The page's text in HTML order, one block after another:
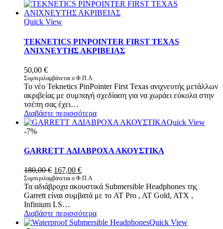
Quick View
TEKNETICS PINPOINTER FIRST TEXAS
ΑΝΙΧΝΕΥΤΗΣ ΑΚΡΙΒΕΙΑΣ
50,00 €
Συμπεριλαμβάνεται ο Φ.Π.Α
Το νέο Teknetics PinPointer First Texas ανιχνευτής μετάλλων
ακριβείας με συμπαγή σχεδίαση για να χωράει εύκολα στην
τσέπη σας έχει…
Διαβάστε περισσότερα
Quick View
-7%
GARRETT ΑΔΙΑΒΡΟΧΑ ΑΚΟΥΣΤΙΚΑ
180,00€ Original
price
was:
180,00 €.
167,00 €Η
τρέχουσα
τιμή
είναι:
Συμπεριλαμβάνεται ο Φ.Π.Α
Τα αδιάβροχα ακουστικά Submersible Headphones της
Garrett είναι συμβατά με το AT Pro , AT Gold, ATX ,
Infinium LS…
Διαβάστε περισσότερα
Quick View